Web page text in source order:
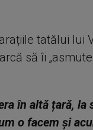
tatălui lui
să îi
în altă țară, la
o facem și